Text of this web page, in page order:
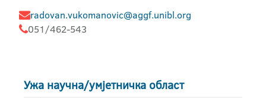
radovan.vukomanovic@aggf.unibl.org
051/462-543
Ужа научна/умјетничка област